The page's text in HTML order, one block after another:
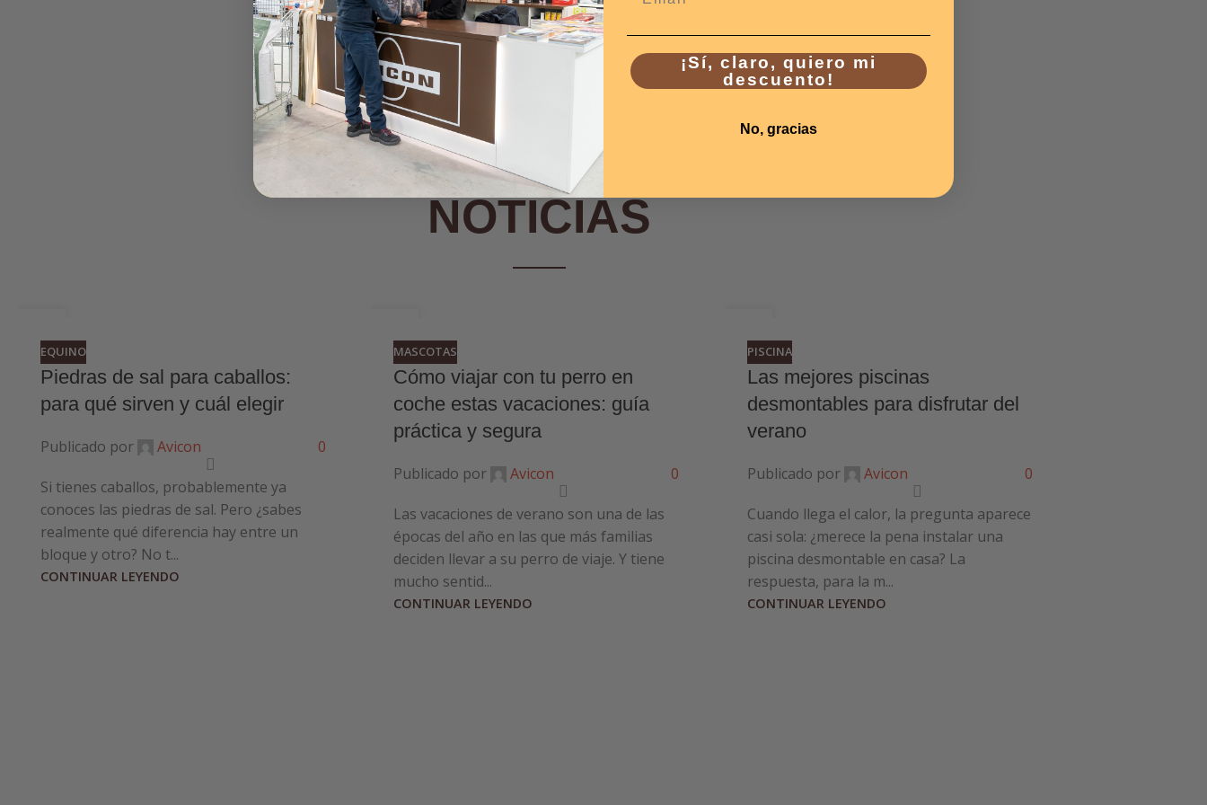
ÚLTIMAS
NOTICIAS
JUL
EQUINO
Piedras de sal para caballos:
para qué sirven y cuál elegir
Publicado por Avicon 0
Si tienes caballos, probablemente ya
conoces las piedras de sal. Pero ¿sabes
realmente qué diferencia hay entre un
bloque y otro? No t...
CONTINUAR LEYENDO
JUN
MASCOTAS
Cómo viajar con tu perro en
coche estas vacaciones: guía
práctica y segura
Publicado por Avicon 0
Las vacaciones de verano son una de las
épocas del año en las que más familias
deciden llevar a su perro de viaje. Y tiene
mucho sentid...
CONTINUAR LEYENDO
JUN
PISCINA
Las mejores piscinas
desmontables para disfrutar del
verano
Publicado por Avicon 0
Cuando llega el calor, la pregunta aparece
casi sola: ¿merece la pena instalar una
piscina desmontable en casa? La
respuesta, para la m...
CONTINUAR LEYENDO
¡Sí, claro, quiero mi
descuento!
No, gracias